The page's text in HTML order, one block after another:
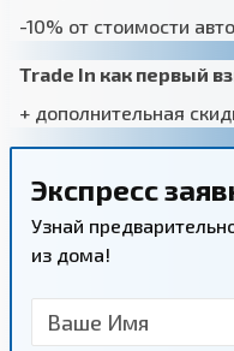
-10% от стоимости авто
Trade In как первый
+ дополнительная
Экспресс
Узнай
из дома!